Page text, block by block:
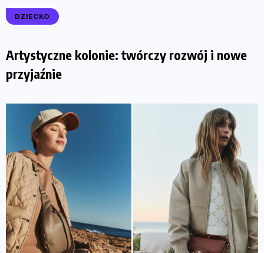
DZIECKO
Artystyczne kolonie: twórczy rozwój i nowe
przyjaźnie